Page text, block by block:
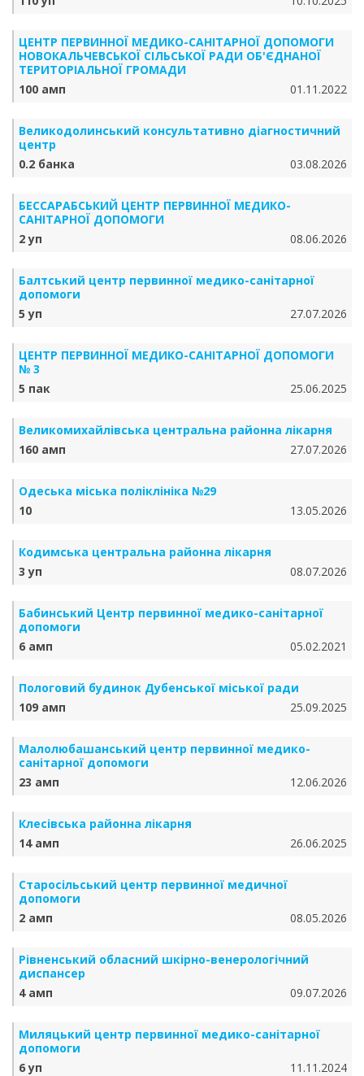
ЦЕНТР ПЕРВИННОЇ МЕДИКО-САНІТАРНОЇ ДОПОМОГИ
НОВОКАЛЬЧЕВСЬКОЇ СІЛЬСЬКОЇ РАДИ ОБ'ЄДНАНОЇ
ТЕРИТОРІАЛЬНОЇ ГРОМАДИ
100 амп
01.11.2022
Великодолинський консультативно діагностичний
центр
0.2 банка
03.08.2026
БЕССАРАБСЬКИЙ ЦЕНТР ПЕРВИННОЇ МЕДИКО-
САНІТАРНОЇ ДОПОМОГИ
2 уп
08.06.2026
Балтський центр первинної медико-санітарної
допомоги
5 уп
27.07.2026
ЦЕНТР ПЕРВИННОЇ МЕДИКО-САНІТАРНОЇ ДОПОМОГИ
№ 3
5 пак
25.06.2025
Великомихайлівська центральна районна лікарня
160 амп
27.07.2026
Одеська міська поліклініка №29
10
13.05.2026
Кодимська центральна районна лікарня
3 уп
08.07.2026
Бабинський Центр первинної медико-санітарної
допомоги
6 амп
05.02.2021
Пологовий будинок Дубенської міської ради
109 амп
25.09.2025
Малолюбашанський центр первинної медико-
санітарної допомоги
23 амп
12.06.2026
Клесівська районна лікарня
14 амп
26.06.2025
Старосільський центр первинної медичної
допомоги
2 амп
08.05.2026
Рівненський обласний шкірно-венерологічний
диспансер
4 амп
09.07.2026
Миляцький центр первинної медико-санітарної
допомоги
6 уп
11.11.2024